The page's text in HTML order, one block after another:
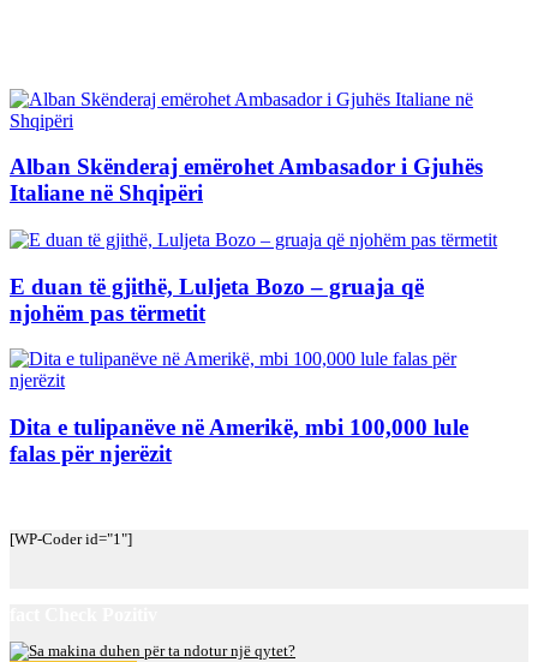
Alban Skënderaj emërohet Ambasador i Gjuhës
Italiane në Shqipëri
E duan të gjithë, Luljeta Bozo – gruaja që
njohëm pas tërmetit
Dita e tulipanëve në Amerikë, mbi 100,000 lule
falas për njerëzit
[WP-Coder id="1"]